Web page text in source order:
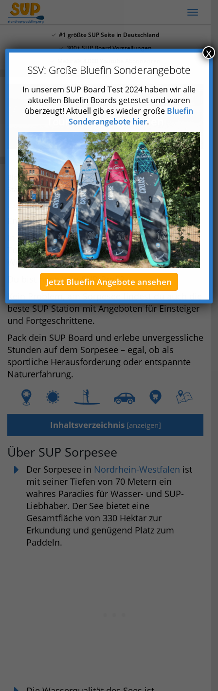
Skip
content
#1 größte SUP Seite in Deutschland
300+ SUP Board Vorstellungen
SUP Sorpesee: Die 2 besten SUP
Touren + SUP Stationen
Blog
SUP Sorpesee: Die 2 besten SUP Touren + SUP
Stationen
Zuletzt aktualisiert am 30. Juni 2023
Entdecke das SUP Paradies Sorpesee!
In diesem Artikel zeigen wir dir zwei tolle SUP
Touren und Stationen am Sorpesee, die keine
Wünsche offenlassen.
Du bist noch kein SUP-Profi?
beste SUP Station mit Angeboten für Einsteiger
und Fortgeschrittene.
Pack dein SUP Board und erlebe unvergessliche
Stunden auf dem Sorpesee – egal, ob als
sportliche Herausforderung oder entspannte
Naturerfahrung.
Inhaltsverzeichnis [anzeigen]
Über SUP Sorpesee
Der Sorpesee in Nordrhein-Westfalen ist
mit seiner Tiefen von 70 Metern ein
wahres Paradies für Wasser- und SUP-
Liebhaber. Der See bietet eine
Gesamtfläche von 330 Hektar zur
Erkundung und genügend Platz zum
Paddeln.
SSV: Große Bluefin Sonderangebote
In unserem SUP Board Test 2024 haben wir alle
aktuellen Bluefin Boards getestet und waren
überzeugt! Aktuell gib es wieder große Bluefin
Sonderangebote hier.
Jetzt Bluefin Angebote ansehen
x